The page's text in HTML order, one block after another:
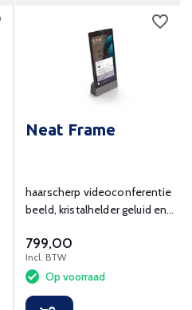
Neat Frame
haarscherp videoconferentie
beeld, kristalhelder geluid en
799,00
Incl. BTW
Op voorraad